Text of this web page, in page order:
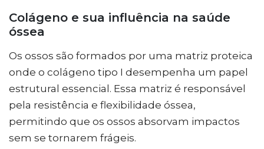
Colágeno e sua influência na saúde
óssea
Os ossos são formados por uma matriz proteica
onde o colágeno tipo I desempenha um papel
estrutural essencial. Essa matriz é responsável
pela resistência e flexibilidade óssea,
permitindo que os ossos absorvam impactos
sem se tornarem frágeis.